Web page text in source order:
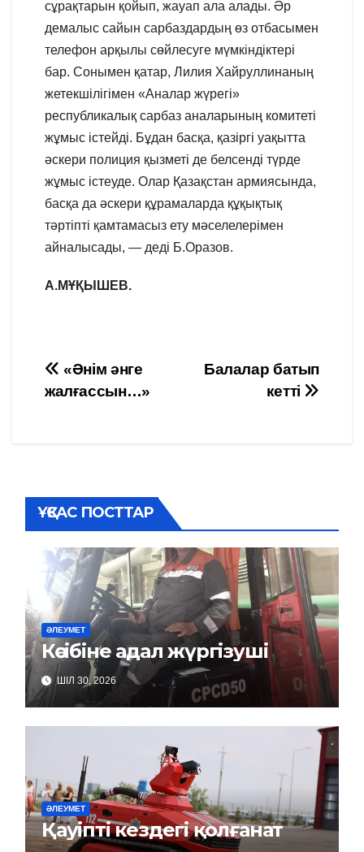
сұрақтарын қойып, жауап ала алады. Әр
демалыс сайын сарбаздардың өз отбасымен
телефон арқылы сөйлесуге мүмкіндіктері
бар. Сонымен қатар, Лилия Хайруллинаның
жетекшілігімен «Аналар жүрегі»
республикалық сарбаз аналарының комитеті
жұмыс істейді. Бұдан басқа, қазіргі уақытта
әскери полиция қызметі де белсенді түрде
жұмыс істеуде. Олар Қазақстан армиясында,
басқа да әскери құрамаларда құқықтық
тәртіпті қамтамасыз ету мәселелерімен
айналысады, — деді Б.Оразов.
А.МҰҚЫШЕВ.
Навигация
Балалар батып
кетті
«Әнім әнге
жалғассын…»
ҰҚСАС ПОСТТАР
ӘЛЕУМЕТ
Кәсібіне адал жүргізуші
ШІЛ 30, 2026
ӘЛЕУМЕТ
Қауіпті кездегі қолғанат